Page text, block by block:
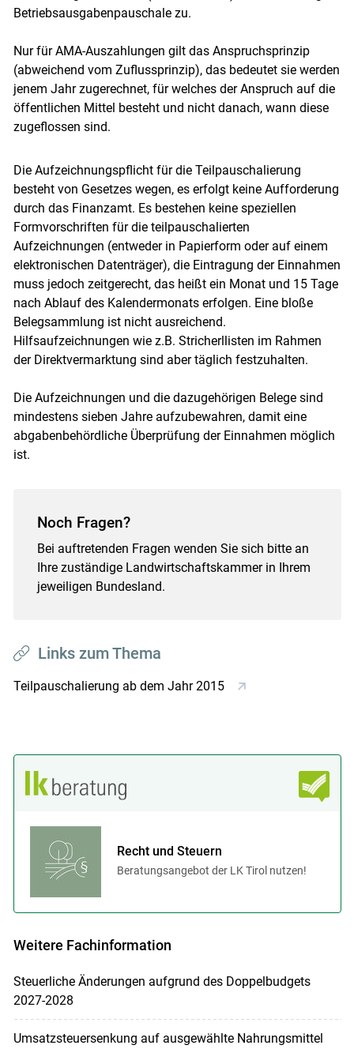
Skip to main content
Betriebsausgabenpauschale zu.
Nur für AMA-Auszahlungen gilt das Anspruchsprinzip
(abweichend vom Zuflussprinzip), das bedeutet sie werden
jenem Jahr zugerechnet, für welches der Anspruch auf die
öffentlichen Mittel besteht und nicht danach, wann diese
zugeflossen sind.
Die Aufzeichnungspflicht für die Teilpauschalierung
besteht von Gesetzes wegen, es erfolgt keine Aufforderung
durch das Finanzamt. Es bestehen keine speziellen
Formvorschriften für die teilpauschalierten
Aufzeichnungen (entweder in Papierform oder auf einem
elektronischen Datenträger), die Eintragung der Einnahmen
muss jedoch zeitgerecht, das heißt ein Monat und 15 Tage
nach Ablauf des Kalendermonats erfolgen. Eine bloße
Belegsammlung ist nicht ausreichend.
Hilfsaufzeichnungen wie z.B. Stricherllisten im Rahmen
der Direktvermarktung sind aber täglich festzuhalten.
Die Aufzeichnungen und die dazugehörigen Belege sind
mindestens sieben Jahre aufzubewahren, damit eine
abgabenbehördliche Überprüfung der Einnahmen möglich
ist.
Noch Fragen?
Bei auftretenden Fragen wenden Sie sich bitte an
Ihre zuständige Landwirtschaftskammer in Ihrem
jeweiligen Bundesland.
Links zum Thema
Teilpauschalierung ab dem Jahr 2015
Recht und Steuern
Beratungsangebot der LK Tirol nutzen!
Weitere Fachinformation
Steuerliche Änderungen aufgrund des Doppelbudgets
2027-2028
Umsatzsteuersenkung auf ausgewählte Nahrungsmittel